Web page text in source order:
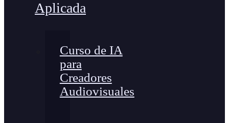
Aplicada
Curso de IA
para
Creadores
Audiovisuales